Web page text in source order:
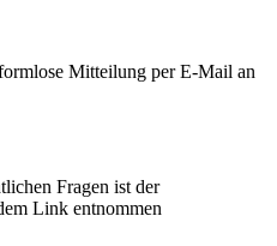
Mitteilung per E-Mail an
Fragen ist der
Link entnommen